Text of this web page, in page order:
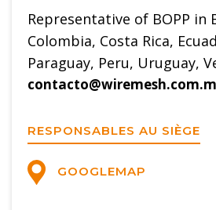
Representative of BOPP in
Colombia, Costa Rica,
Paraguay, Peru, Uruguay,
RESPONSABLES AU SIÈGE
GOOGLEMAP